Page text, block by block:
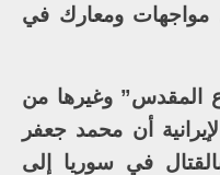
مواجهات ومعارك في
المقدس” وغيرها من
أن محمد جعفر
بالقتال في سوريا إلى